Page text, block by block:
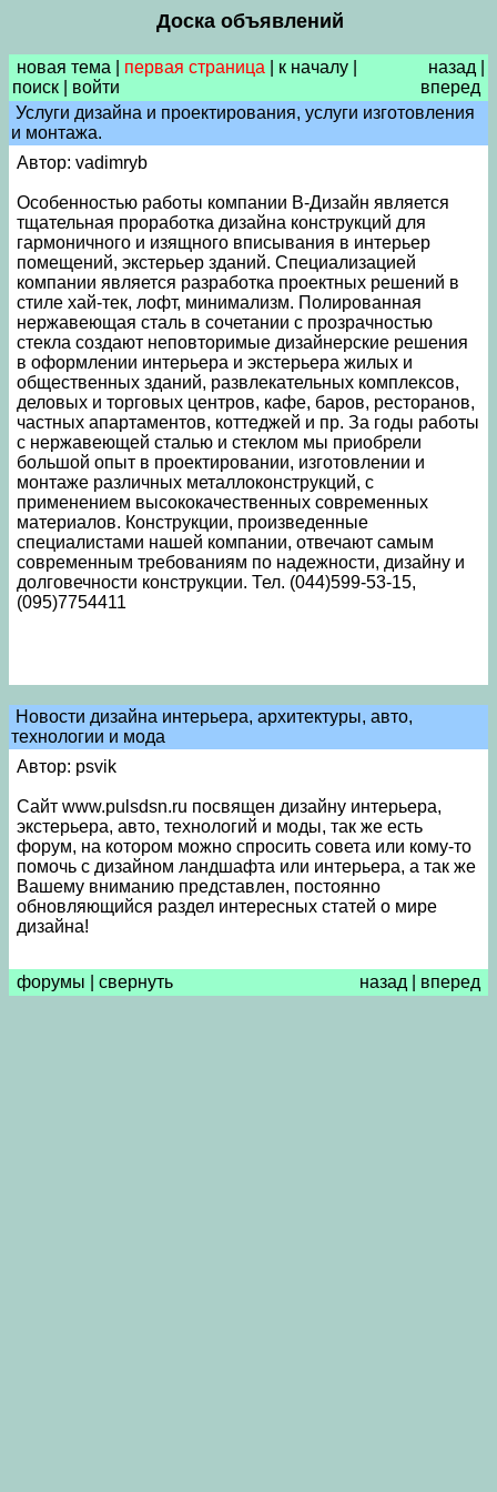
Доска объявлений
новая тема первая страница к началу
поиск
войти
назад
вперед
Услуги дизайна и проектирования, услуги изготовления
и монтажа.
Автор: vadimryb
Особенностью работы компании В-Дизайн является
тщательная проработка дизайна конструкций для
гармоничного и изящного вписывания в интерьер
помещений, экстерьер зданий. Специализацией
компании является разработка проектных решений в
стиле хай-тек, лофт, минимализм. Полированная
нержавеющая сталь в сочетании с прозрачностью
стекла создают неповторимые дизайнерские решения
в оформлении интерьера и экстерьера жилых и
общественных зданий, развлекательных комплексов,
деловых и торговых центров, кафе, баров, ресторанов,
частных апартаментов, коттеджей и пр. За годы работы
с нержавеющей сталью и стеклом мы приобрели
большой опыт в проектировании, изготовлении и
монтаже различных металлоконструкций, с
применением высококачественных современных
материалов. Конструкции, произведенные
специалистами нашей компании, отвечают самым
современным требованиям по надежности, дизайну и
долговечности конструкции. Тел. (044)599-53-15,
(095)7754411
Новости дизайна интерьера, архитектуры, авто,
технологии и мода
Автор: psvik
Сайт www.pulsdsn.ru посвящен дизайну интерьера,
экстерьера, авто, технологий и моды, так же есть
форум, на котором можно спросить совета или кому-то
помочь с дизайном ландшафта или интерьера, а так же
Вашему вниманию представлен, постоянно
обновляющийся раздел интересных статей о мире
дизайна!
форумы свернуть назад вперед